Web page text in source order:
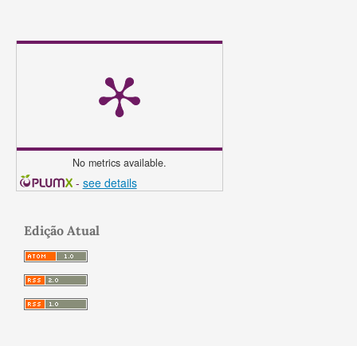
No metrics available.
- see details
Edição Atual